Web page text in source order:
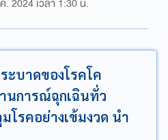
ะบาดของโรคโค
นการณ์ฉุกเฉินทั่ว
โรคอย่างเข้มงวด นำ